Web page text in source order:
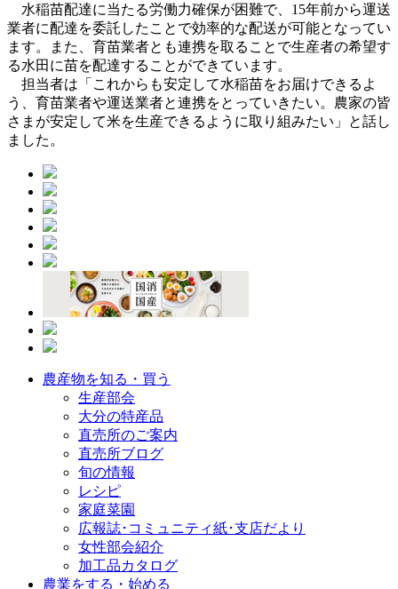
水稲苗配達に当たる労働力確保が困難で、15年前から運送
業者に配達を委託したことで効率的な配送が可能となってい
ます。また、育苗業者とも連携を取ることで生産者の希望す
る水田に苗を配達することができています。
担当者は「これからも安定して水稲苗をお届けできるよ
う、育苗業者や運送業者と連携をとっていきたい。農家の皆
さまが安定して米を生産できるように取り組みたい」と話し
ました。
農産物を知る・買う
生産部会
大分の特産品
直売所のご案内
直売所ブログ
旬の情報
レシピ
家庭菜園
広報誌･コミュニティ紙･支店だより
女性部会紹介
加工品カタログ
農業をする・始める